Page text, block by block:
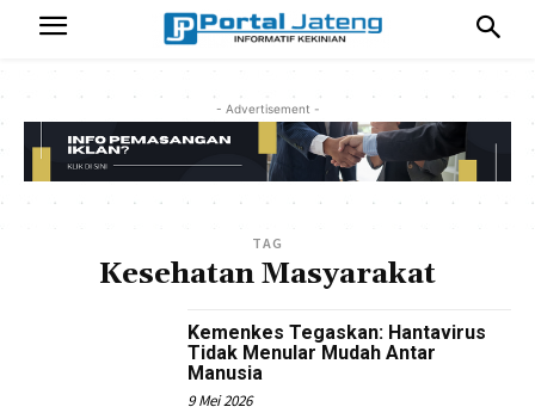
- Advertisement -
TAG
Kesehatan Masyarakat
Kemenkes Tegaskan: Hantavirus
Tidak Menular Mudah Antar
Manusia
9 Mei 2026